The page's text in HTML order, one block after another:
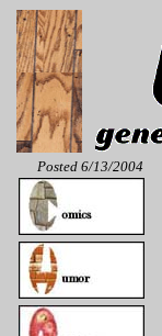
Posted 6/13/2004